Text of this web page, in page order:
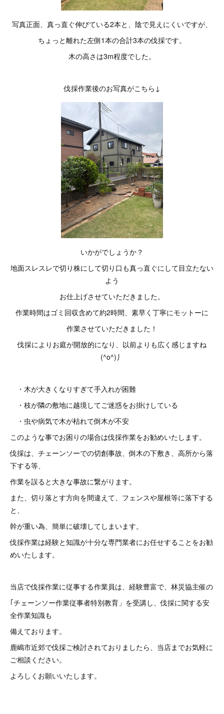
写真正面、真っ直ぐ伸びている2本と、陰で見えにくいですが、
ちょっと離れた左側1本の合計3本の伐採です。
木の高さは3m程度でした。
伐採作業後のお写真がこちら↓
いかがでしょうか？
地面スレスレで切り株にして切り口も真っ直ぐにして目立たない
よう
お仕上げさせていただきました。
作業時間はゴミ回収含めて約2時間、素早く丁寧にモットーに
作業させていただきました！
伐採によりお庭が開放的になり、以前よりも広く感じますね
(^o^)丿
・木が大きくなりすぎて手入れが困難
・枝が隣の敷地に越境してご迷惑をお掛けしている
・虫や病気で木が枯れて倒木が不安
このような事でお困りの場合は伐採作業をお勧めいたします。
伐採は、チェーンソーでの切創事故、倒木の下敷き、高所から落
下する等、
作業を誤ると大きな事故に繋がります。
また、切り落とす方向を間違えて、フェンスや屋根等に落下する
と、
幹が重い為、簡単に破壊してしまいます。
伐採作業は経験と知識が十分な専門業者にお任せすることをお勧
めいたします。
当店で伐採作業に従事する作業員は、経験豊富で、林災協主催の
｢チェーンソー作業従事者特別教育」を受講し、伐採に関する安
全作業知識も
備えております。
鹿嶋市近郊で伐採ご検討されておりましたら、当店までお気軽に
ご相談ください。
よろしくお願いいたします。